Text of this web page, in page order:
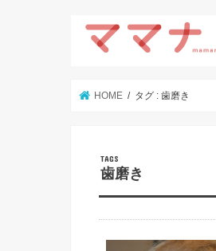
HOME タグ : 歯磨き
歯磨き